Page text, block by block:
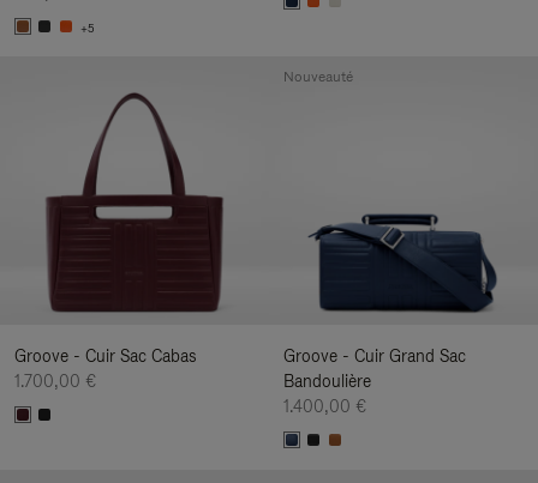
+5
Groove - Cuir Sac Cabas
1.700,00 €
Groove - Cuir Grand Sac
Bandoulière
1.400,00 €
Nouveauté